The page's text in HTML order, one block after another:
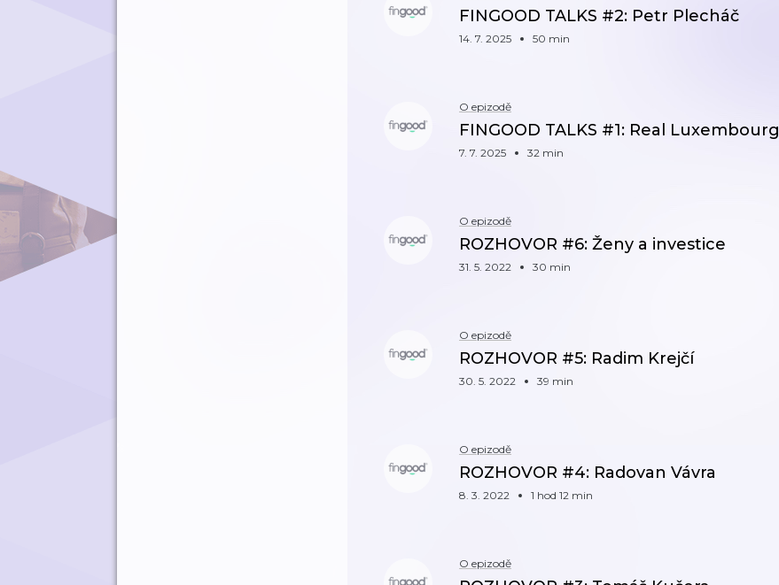
FINGOOD TALKS #2: Petr Plecháč
14. 7. 2025 50 min
O epizodě
FINGOOD TALKS #1: Real Luxembourg
7. 7. 2025 32 min
O epizodě
ROZHOVOR #6: Ženy a investice
31. 5. 2022 30 min
O epizodě
ROZHOVOR #5: Radim Krejčí
30. 5. 2022 39 min
O epizodě
ROZHOVOR #4: Radovan Vávra
8. 3. 2022 1 hod 12 min
O epizodě